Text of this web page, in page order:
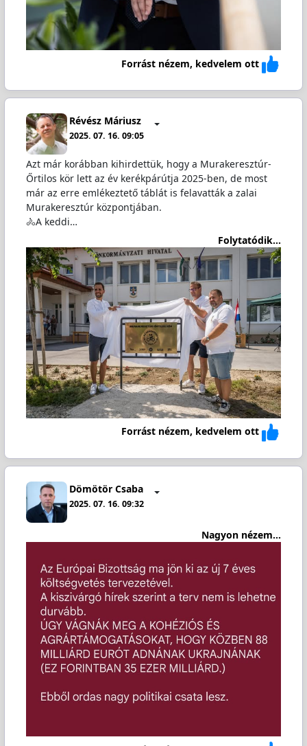
Forrást nézem, kedvelem ott
Révész Máriusz
2025. 07. 16. 09:05
Azt már korábban kihirdettük, hogy a Murakeresztúr-
Őrtilos kör lett az év kerékpárútja 2025-ben, de most
már az erre emlékeztető táblát is felavatták a zalai
Murakeresztúr központjában.
🚴A keddi…
Folytatódik...
Forrást nézem, kedvelem ott
Dömötör Csaba
2025. 07. 16. 09:32
Nagyon nézem...